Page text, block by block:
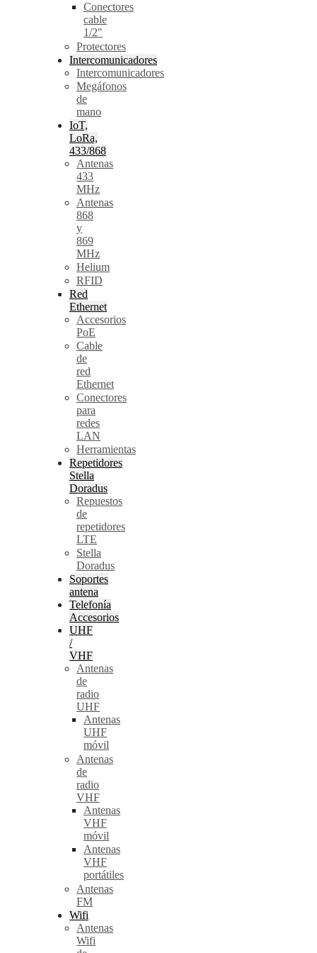
Conectores
cable
1/2"
Protectores
Intercomunicadores
Intercomunicadores
Megáfonos
de
mano
IoT,
LoRa,
433/868
Antenas
433
MHz
Antenas
868
y
869
MHz
Helium
RFID
Red
Ethernet
Accesorios
PoE
Cable
de
red
Ethernet
Conectores
para
redes
LAN
Herramientas
Repetidores
Stella
Doradus
Repuestos
de
repetidores
LTE
Stella
Doradus
Soportes
antena
Telefonía
Accesorios
UHF
/
VHF
Antenas
de
radio
UHF
Antenas
UHF
móvil
Antenas
de
radio
VHF
Antenas
VHF
móvil
Antenas
VHF
portátiles
Antenas
FM
Wifi
Antenas
Wifi